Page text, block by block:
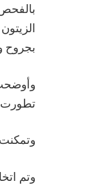
بجروح
تطورت
وتم